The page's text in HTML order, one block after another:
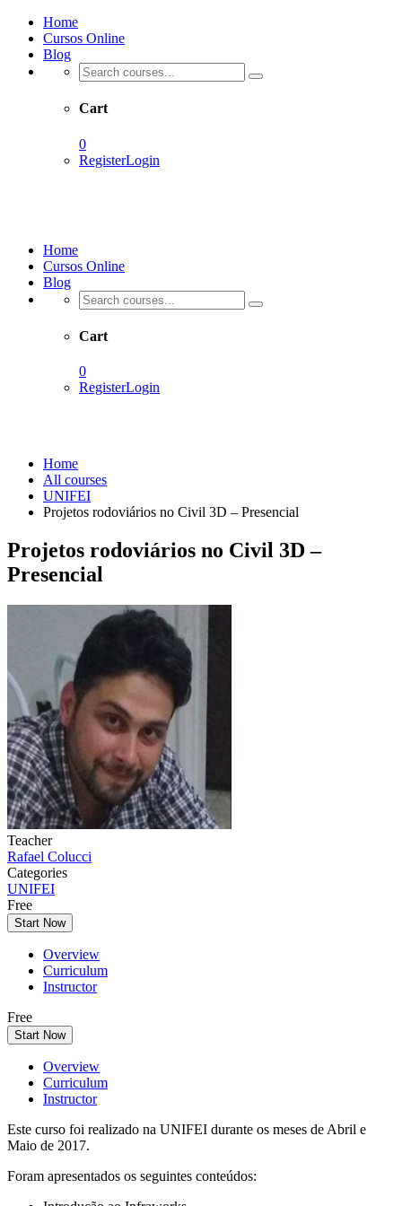
Home
Cursos Online
Blog
Cart
0
RegisterLogin
Home
Cursos Online
Blog
Cart
0
RegisterLogin
Home
All courses
UNIFEI
Projetos rodoviários no Civil 3D – Presencial
Projetos rodoviários no Civil 3D –
Presencial
Teacher
Rafael Colucci
Categories
UNIFEI
Free
Start Now
Overview
Curriculum
Instructor
Free
Start Now
Overview
Curriculum
Instructor
Este curso foi realizado na UNIFEI durante os meses de Abril e
Maio de 2017.
Foram apresentados os seguintes conteúdos: